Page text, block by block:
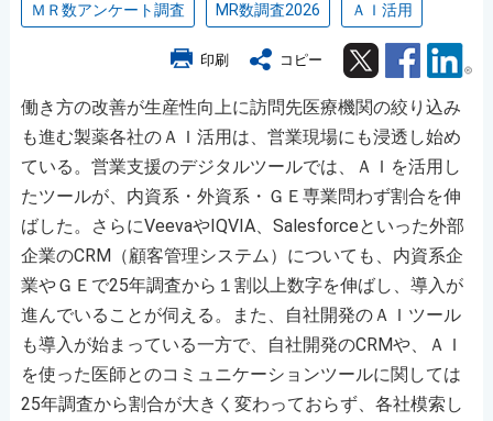
ＭＲ数アンケート調査 MR数調査2026 ＡＩ活用
印刷 コピー Twitter Facebook
働き方の改善が生産性向上に訪問先医療機関の絞り込み
も進む製薬各社のＡＩ活用は、営業現場にも浸透し始め
ている。営業支援のデジタルツールでは、ＡＩを活用し
たツールが、内資系・外資系・ＧＥ専業問わず割合を伸
ばした。さらにVeevaやIQVIA、Salesforceといった外部
企業のCRM（顧客管理システム）についても、内資系企
業やＧＥで25年調査から１割以上数字を伸ばし、導入が
進んでいることが伺える。また、自社開発のＡＩツール
も導入が始まっている一方で、自社開発のCRMや、ＡＩ
を使った医師とのコミュニケーションツールに関しては
25年調査から割合が大きく変わっておらず、各社模索し